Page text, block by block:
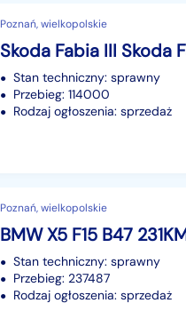
Poznań, wielkopolskie
Stan techniczny: sprawny
Przebieg: 114000
Rodzaj ogłoszenia: sprzedaż
Poznań, wielkopolskie
Stan techniczny: sprawny
Przebieg: 237487
Rodzaj ogłoszenia: sprzedaż